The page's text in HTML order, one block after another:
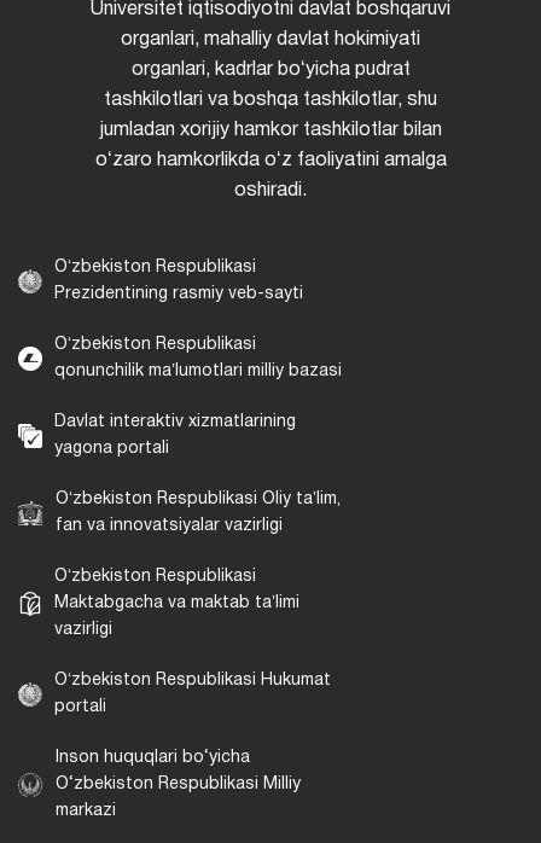
Universitet iqtisodiyotni davlat boshqaruvi
organlari, mahalliy davlat hokimiyati
organlari, kadrlar boʻyicha pudrat
tashkilotlari va boshqa tashkilotlar, shu
jumladan xorijiy hamkor tashkilotlar bilan
oʻzaro hamkorlikda oʻz faoliyatini amalga
oshiradi.
Oʻzbekiston Respublikasi
Prezidentining rasmiy veb-sayti
Oʻzbekiston Respublikasi
qonunchilik maʼlumotlari milliy bazasi
Davlat interaktiv xizmatlarining
yagona portali
Oʻzbekiston Respublikasi Oliy taʼlim,
fan va innovatsiyalar vazirligi
Oʻzbekiston Respublikasi
Maktabgacha va maktab taʼlimi
vazirligi
Oʻzbekiston Respublikasi Hukumat
portali
Inson huquqlari bo‘yicha
O‘zbekiston Respublikasi Milliy
markazi